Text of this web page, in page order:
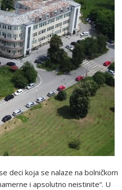
deci koja se nalaze na bolničkom
i apsolutno neistinite“. U